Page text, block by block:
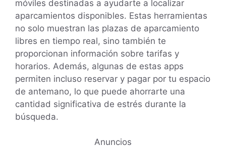
móviles destinadas a ayudarte a localizar
aparcamientos disponibles. Estas herramientas
no solo muestran las plazas de aparcamiento
libres en tiempo real, sino también te
proporcionan información sobre tarifas y
horarios. Además, algunas de estas apps
permiten incluso reservar y pagar por tu espacio
de antemano, lo que puede ahorrarte una
cantidad significativa de estrés durante la
búsqueda.
Anuncios